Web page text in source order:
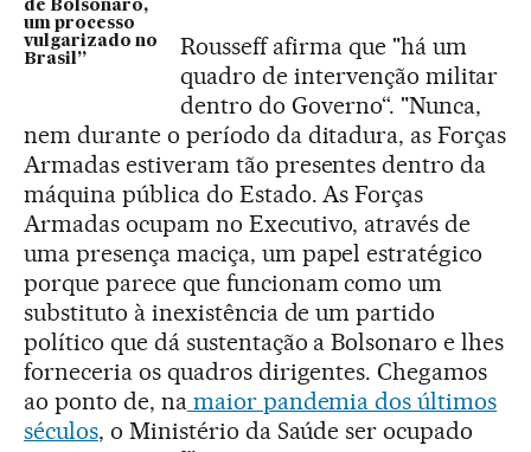
de Bolsonaro,
um processo
vulgarizado no
Brasil”
Rousseff afirma que "há um
quadro de intervenção militar
dentro do Governo“. "Nunca,
nem durante o período da ditadura, as Forças
Armadas estiveram tão presentes dentro da
máquina pública do Estado. As Forças
Armadas ocupam no Executivo, através de
uma presença maciça, um papel estratégico
porque parece que funcionam como um
substituto à inexistência de um partido
político que dá sustentação a Bolsonaro e lhes
forneceria os quadros dirigentes. Chegamos
ao ponto de, namaior pandemia dos últimos
séculos, o Ministério da Saúde ser ocupado